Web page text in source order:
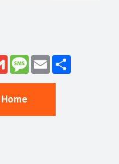
Gmail Message
Email